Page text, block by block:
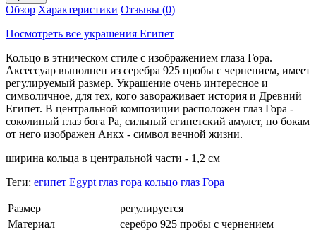
Обзор Характеристики Отзывы (0)
Посмотреть все украшения Египет
Кольцо в этническом стиле с изображением глаза Гора.
Аксессуар выполнен из серебра 925 пробы с чернением, имеет
регулируемый размер. Украшение очень интересное и
символичное, для тех, кого завораживает история и Древний
Египет. В центральной композиции расположен глаз Гора -
соколиный глаз бога Ра, сильный египетский амулет, по бокам
от него изображен Анкх - символ вечной жизни.
ширина кольца в центральной части - 1,2 см
Теги: египет Egypt глаз гора кольцо глаз Гора
Размер
регулируется
Материал
серебро 925 пробы с чернением